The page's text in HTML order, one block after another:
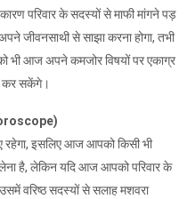
परिवार के सदस्यों से माफी मांगने पड़
जीवनसाथी से साझा करना होगा, तभी
भी आज अपने कमजोर विषयों पर एकाग्र
कर सकेंगे।
रहेगा, इसलिए आज आपको किसी भी
है, लेकिन यदि आज आपको परिवार के
वरिष्ठ सदस्यों से सलाह मशवरा